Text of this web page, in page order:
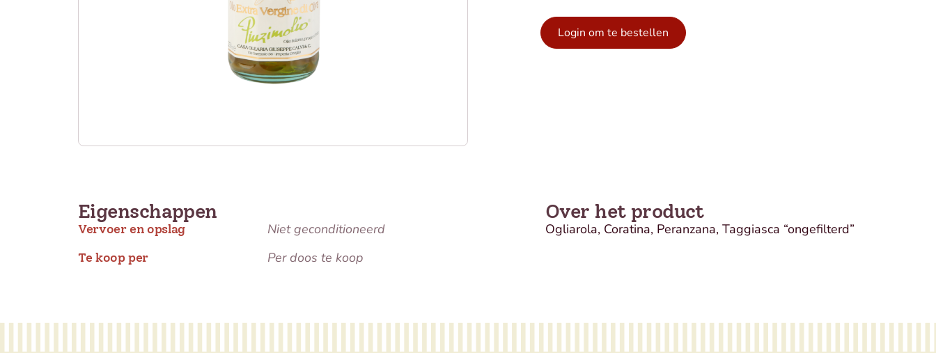
Login om te bestellen
Eigenschappen
Vervoer en opslag Niet geconditioneerd
Te koop per Per doos te koop
Over het product
Ogliarola, Coratina, Peranzana, Taggiasca “ongefilterd”